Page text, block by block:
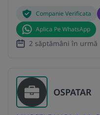
Companie Verificata
Aplica Pe WhatsApp
2 săptămâni în urmă
OSPATAR